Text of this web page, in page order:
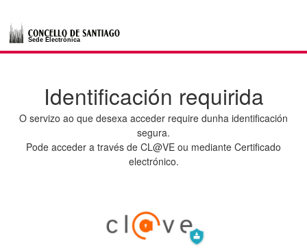
Autenticación del Usuario
Identificación requirida
O servizo ao que desexa acceder require dunha identificación
segura.
Pode acceder a través de CL@VE ou mediante Certificado
electrónico.